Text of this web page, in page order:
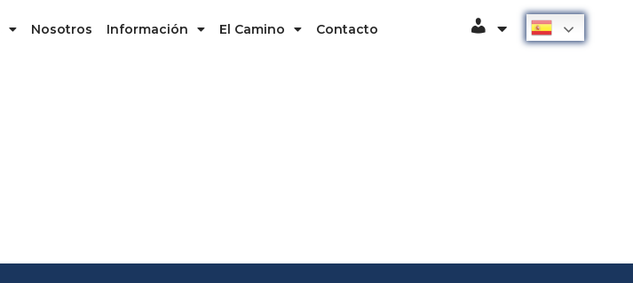
Nosotros Información El Camino Contacto Usuario Español